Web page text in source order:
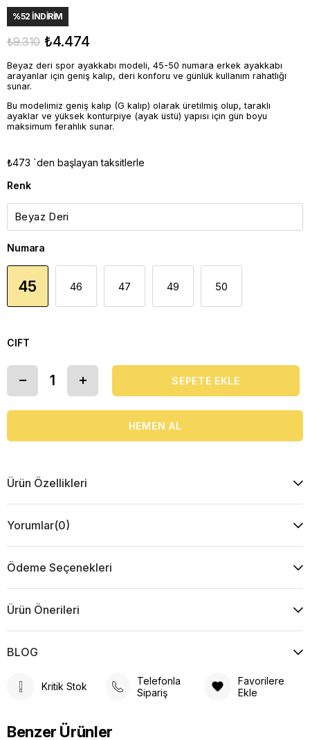
%52 İNDIRIM
₺9.310 ₺4.474
Beyaz deri spor ayakkabı modeli, 45-50 numara erkek ayakkabı
arayanlar için geniş kalıp, deri konforu ve günlük kullanım rahatlığı
sunar.
Bu modelimiz geniş kalıp (G kalıp) olarak üretilmiş olup, taraklı
ayaklar ve yüksek konturpiye (ayak üstü) yapısı için gün boyu
maksimum ferahlık sunar.
₺473 `den başlayan taksitlerle
Renk
Numara
45 46 47 49 50
CIFT
Ürün Özellikleri
Yorumlar(0)
Ödeme Seçenekleri
Ürün Önerileri
BLOG
Kritik Stok
Telefonla
Sipariş
Favorilere
Ekle
Benzer Ürünler